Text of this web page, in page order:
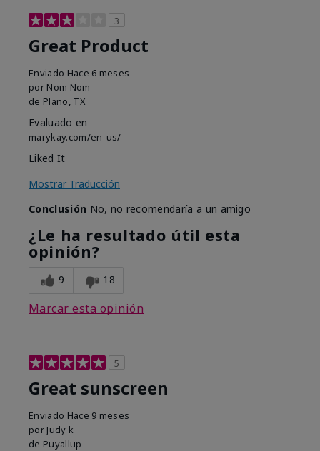
3
Great Product
Enviado Hace 6 meses
por Nom Nom
de Plano, TX
Evaluado en
marykay.com/en-us/
Liked It
Mostrar Traducción
Conclusión No, no recomendaría a un amigo
¿Le ha resultado útil esta
opinión?
9 18
Marcar esta opinión
5
Great sunscreen
Enviado Hace 9 meses
por Judy k
de Puyallup